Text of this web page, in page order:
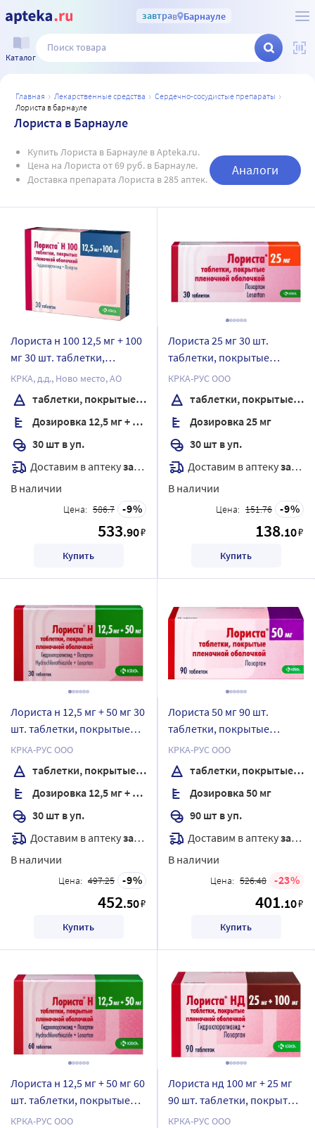
завтрав Барнауле
Каталог
главная лекарственные средства
сердечно-сосудистые препараты
лориста в барнауле
Лориста в Барнауле
Купить Лориста в Барнауле в Apteka.ru.
Цена на Лориста от 69 руб. в Барнауле.
Доставка препарата Лориста в 285 аптек.
Аналоги
Лориста н 100 12,5 мг + 100
мг 30 шт. таблетки,
покрытые пленочной
оболочкой
КРКА, д.д., Ново место, АО
таблетки, покрытые пленочной оболочкой
Дозировка 12,5 мг + 100 мг
30 шт в уп.
Доставим в аптекузавтра
В наличии
Цена: 586.7 9
533.90₽
Купить
Лориста 25 мг 30 шт.
таблетки, покрытые
пленочной оболочкой
КРКА-РУС ООО
таблетки, покрытые пленочной оболочкой
Дозировка 25 мг
30 шт в уп.
Доставим в аптекузавтра
В наличии
Цена: 151.76 9
138.10₽
Купить
Лориста н 12,5 мг + 50 мг 30
шт. таблетки, покрытые
пленочной оболочкой
КРКА-РУС ООО
таблетки, покрытые пленочной оболочкой
Дозировка 12,5 мг + 50 мг
30 шт в уп.
Доставим в аптекузавтра
В наличии
Цена: 497.25 9
452.50₽
Купить
Лориста 50 мг 90 шт.
таблетки, покрытые
пленочной оболочкой
КРКА-РУС ООО
таблетки, покрытые пленочной оболочкой
Дозировка 50 мг
90 шт в уп.
Доставим в аптекузавтра
В наличии
Цена: 526.48 23
401.10₽
Купить
Лориста н 12,5 мг + 50 мг 60
шт. таблетки, покрытые
пленочной оболочкой
КРКА-РУС ООО
Лориста нд 100 мг + 25 мг
90 шт. таблетки, покрытые
пленочной оболочкой
КРКА-РУС ООО